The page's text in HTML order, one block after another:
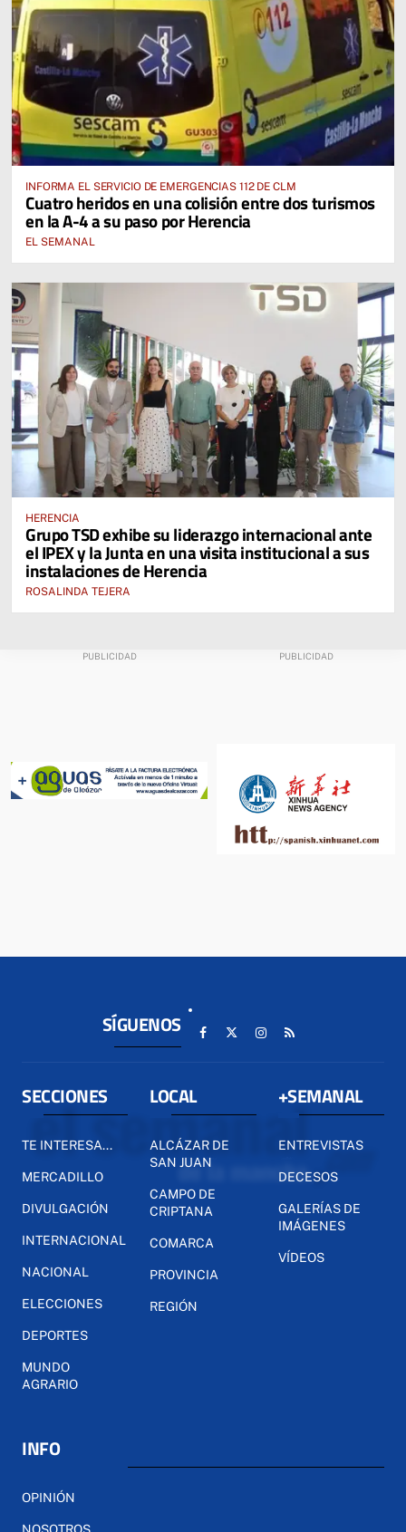
INFORMA EL SERVICIO DE EMERGENCIAS 112 DE CLM
Cuatro heridos en una colisión entre dos turismos
en la A-4 a su paso por Herencia
EL SEMANAL
HERENCIA
Grupo TSD exhibe su liderazgo internacional ante
el IPEX y la Junta en una visita institucional a sus
instalaciones de Herencia
ROSALINDA TEJERA
SÍGUENOS
SECCIONES
TE INTERESA...
MERCADILLO
DIVULGACIÓN
INTERNACIONAL
NACIONAL
ELECCIONES
DEPORTES
MUNDO
AGRARIO
LOCAL
ALCÁZAR DE
SAN JUAN
CAMPO DE
CRIPTANA
COMARCA
PROVINCIA
REGIÓN
+SEMANAL
ENTREVISTAS
DECESOS
GALERÍAS DE
IMÁGENES
VÍDEOS
INFO
OPINIÓN